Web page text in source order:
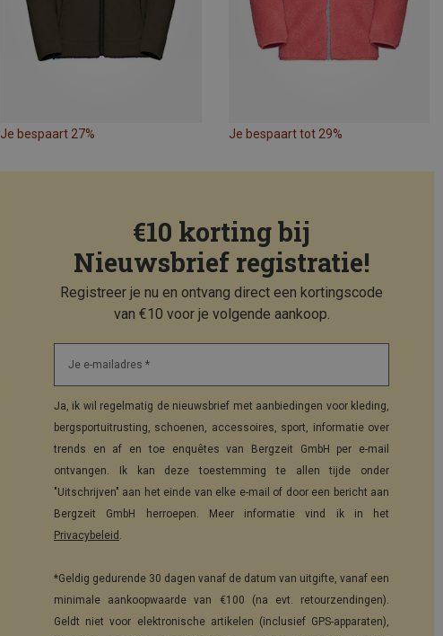
Je bespaart 27% Je bespaart tot 29%
€10 korting bij
Nieuwsbrief registratie!
Registreer je nu en ontvang direct een kortingscode
van €10 voor je volgende aankoop.
Je e-mailadres *
Ja, ik wil regelmatig de nieuwsbrief met aanbiedingen voor kleding,
bergsportuitrusting, schoenen, accessoires, sport, informatie over
trends en af en toe enquêtes van Bergzeit GmbH per e-mail
ontvangen. Ik kan deze toestemming te allen tijde onder
"Uitschrijven" aan het einde van elke e-mail of door een bericht aan
Bergzeit GmbH herroepen. Meer informatie vind ik in het
Privacybeleid .
*Geldig gedurende 30 dagen vanaf de datum van uitgifte, vanaf een
minimale aankoopwaarde van €100 (na evt. retourzendingen).
Geldt niet voor elektronische artikelen (inclusief GPS-apparaten),